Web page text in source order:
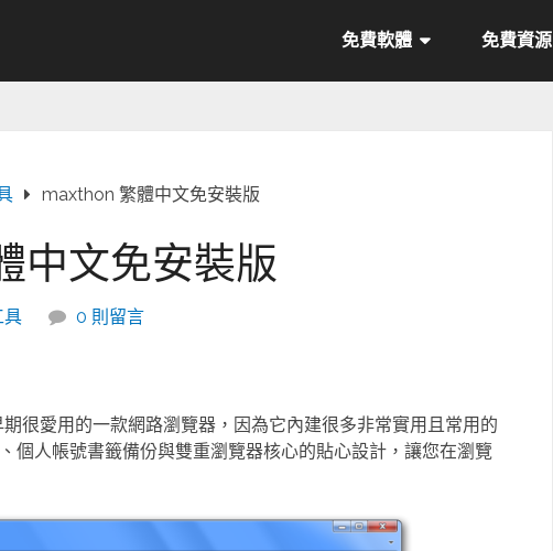
免費軟體 免費資源
maxthon 繁體中文免安裝版
中文免安裝版
具 0 則留言
很愛用的一款網路瀏覽器，因為它內建很多非常實用且常用的
個人帳號書籤備份與雙重瀏覽器核心的貼心設計，讓您在瀏覽